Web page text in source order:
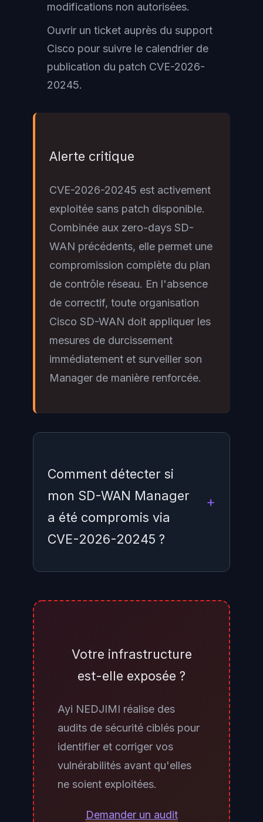
modifications non autorisées.
Ouvrir un ticket auprès du support
Cisco pour suivre le calendrier de
publication du patch CVE-2026-
20245.
Alerte critique
CVE-2026-20245 est activement
exploitée sans patch disponible.
Combinée aux zero-days SD-
WAN précédents, elle permet une
compromission complète du plan
de contrôle réseau. En l'absence
de correctif, toute organisation
Cisco SD-WAN doit appliquer les
mesures de durcissement
immédiatement et surveiller son
Manager de manière renforcée.
Comment détecter si
mon SD-WAN Manager
a été compromis via
CVE-2026-20245 ?
d'audit vManage pour les
modifications de configuration
non initiées par vos équipes sur
les équipements edge
connexions CLI depuis des IP hors
de votre périmètre de gestion
autorisé, et comptes netadmin
Votre infrastructure
est-elle exposée ?
Ayi NEDJIMI réalise des
audits de sécurité ciblés pour
identifier et corriger vos
vulnérabilités avant qu'elles
ne soient exploitées.
Demander un audit